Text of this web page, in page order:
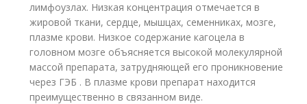
лимфоузлах. Низкая концентрация отмечается в
жировой ткани, сердце, мышцах, семенниках, мозге,
плазме крови. Низкое содержание кагоцела в
головном мозге объясняется высокой молекулярной
массой препарата, затрудняющей его проникновение
через ГЭБ . В плазме крови препарат находится
преимущественно в связанном виде.